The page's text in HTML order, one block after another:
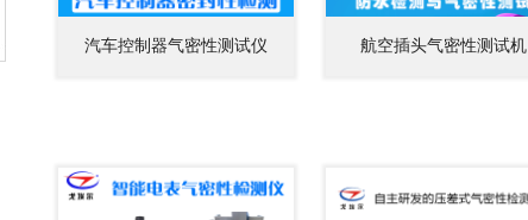
汽车控制器气密性测试仪 航空插头气密性测试机